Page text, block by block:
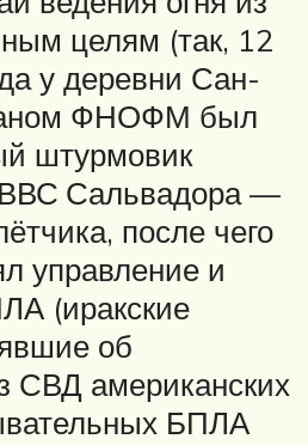
целям (так, 12
у деревни Сан-
ФНОФМ был
штурмовик
Сальвадора —
после чего
управление и
(иракские
об
СВД американских
БПЛА